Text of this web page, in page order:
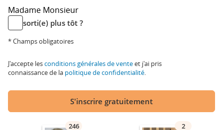
Madame Monsieur
sorti(e) plus tôt ?
* Champs obligatoires
J'accepte lesconditions générales de venteet j'ai pris
connaissance de la politique de confidentialité.
S'inscrire gratuitement
246 2